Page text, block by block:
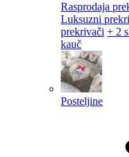
Rasprodaja
Luksuzni
prekrivači + 2
kauč
Posteljine